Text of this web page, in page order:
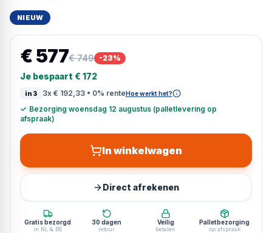
NIEUW
€ 577€ 749 -23%
Je bespaart € 172
in3 3x € 192,33• 0% renteHoe werkt het?
✓ Bezorging woensdag 12 augustus (palletlevering op
afspraak)
In winkelwagen
Direct afrekenen
Gratis bezorgd
in NL & BE
30 dagen
retour
Veilig
betalen
Palletbezorging
op afspraak